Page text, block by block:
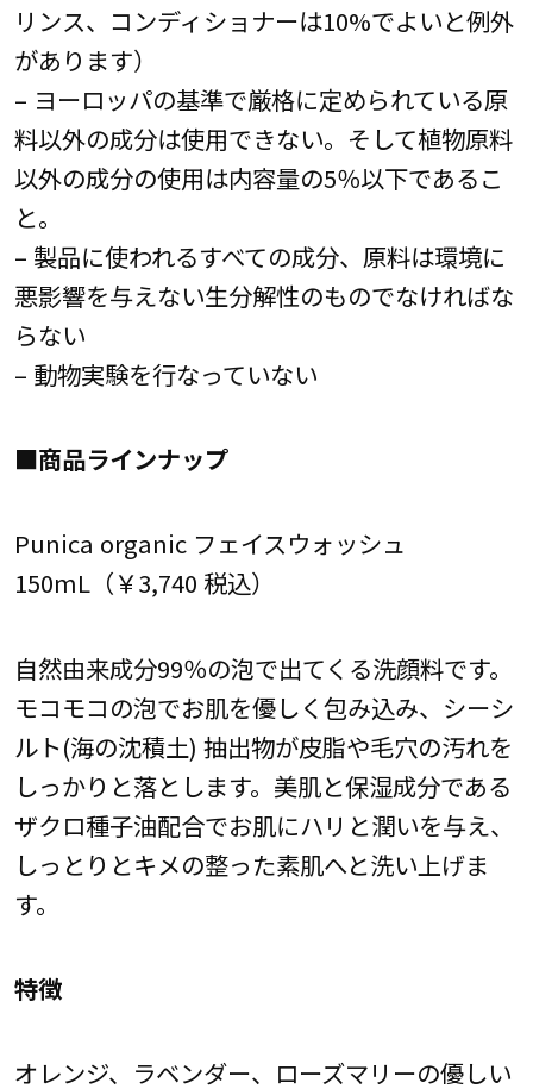
リンス、コンディショナーは10%でよいと例外
があります）
– ヨーロッパの基準で厳格に定められている原
料以外の成分は使用できない。そして植物原料
以外の成分の使用は内容量の5％以下であるこ
と。
– 製品に使われるすべての成分、原料は環境に
悪影響を与えない生分解性のものでなければな
らない
– 動物実験を行なっていない
■商品ラインナップ
Punica organic フェイスウォッシュ
150mL（￥3,740 税込）
自然由来成分99％の泡で出てくる洗顔料です。
モコモコの泡でお肌を優しく包み込み、シーシ
ルト(海の沈積土) 抽出物が皮脂や毛穴の汚れを
しっかりと落とします。美肌と保湿成分である
ザクロ種子油配合でお肌にハリと潤いを与え、
しっとりとキメの整った素肌へと洗い上げま
す。
特徴
オレンジ、ラベンダー、ローズマリーの優しい